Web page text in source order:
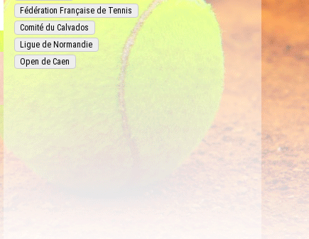
Fédération Française de Tennis
Comité du Calvados
Ligue de Normandie
Open de Caen